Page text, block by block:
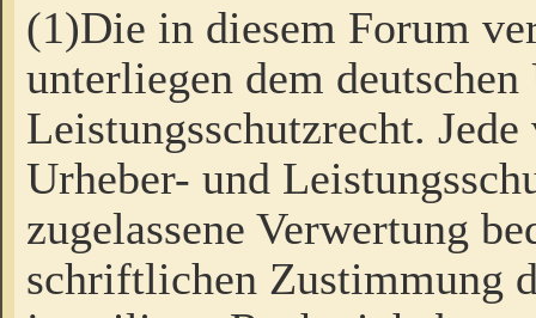
(1)Die in diesem Forum
unterliegen dem
Leistungsschutzrecht.
Urheber- und
zugelassene Verwertung
schriftlichen Zustimmung